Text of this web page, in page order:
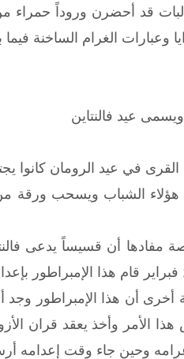
قد أحضرن وروداً
وعبارات الغرام الساخنة فيما
القرى في عيد الرومان
الشباب ويسحب ورقة من
مفادها أن قسيساً يدعى
أخرى أن هذا الإمبراطور
الأمر وأخذ يعقد قران
وحين جاء وقت إعدامه